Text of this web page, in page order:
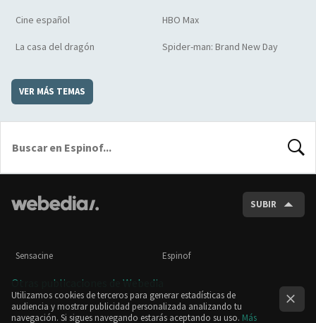
Cine español HBO Max
La casa del dragón Spider-man: Brand New Day
VER MÁS TEMAS
SUBIR
Sensacine Espinof
Otras publicaciones de Webedia
Utilizamos cookies de terceros para generar estadísticas de
audiencia y mostrar publicidad personalizada analizando tu
navegación. Si sigues navegando estarás aceptando su uso. Más